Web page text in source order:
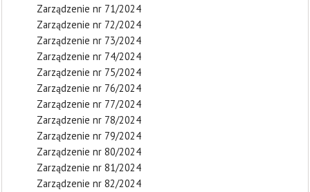
Zarządzenie nr 71/2024
Zarządzenie nr 72/2024
Zarządzenie nr 73/2024
Zarządzenie nr 74/2024
Zarządzenie nr 75/2024
Zarządzenie nr 76/2024
Zarządzenie nr 77/2024
Zarządzenie nr 78/2024
Zarządzenie nr 79/2024
Zarządzenie nr 80/2024
Zarządzenie nr 81/2024
Zarządzenie nr 82/2024